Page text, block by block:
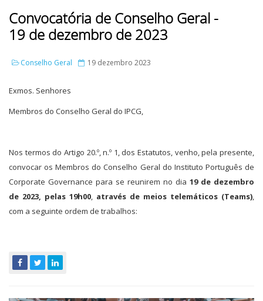
Convocatória de Conselho Geral -
19 de dezembro de 2023
Conselho Geral 19 dezembro 2023
Exmos. Senhores
Membros do Conselho Geral do IPCG,
Nos termos do Artigo 20.º, n.º 1, dos Estatutos, venho, pela presente,
convocar os Membros do Conselho Geral do Instituto Português de
Corporate Governance para se reunirem no dia 19 de dezembro
de 2023, pelas 19h00, através de meios telemáticos (Teams),
com a seguinte ordem de trabalhos: